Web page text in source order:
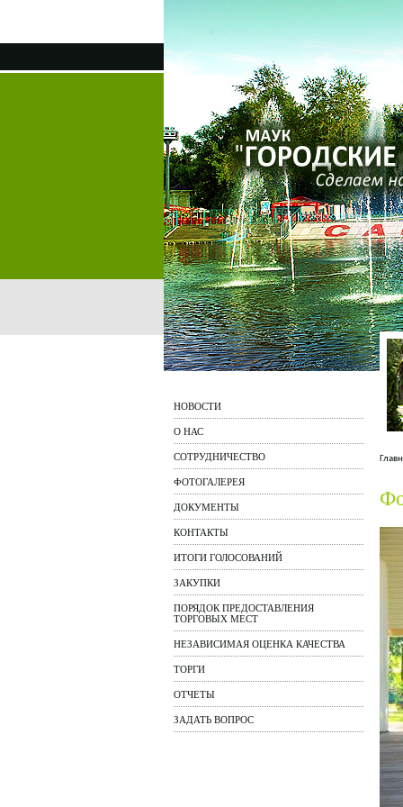
НОВОСТИ
О НАС
СОТРУДНИЧЕСТВО
ФОТОГАЛЕРЕЯ
ДОКУМЕНТЫ
КОНТАКТЫ
ИТОГИ ГОЛОСОВАНИЙ
ЗАКУПКИ
ПОРЯДОК ПРЕДОСТАВЛЕНИЯ
ТОРГОВЫХ МЕСТ
НЕЗАВИСИМАЯ ОЦЕНКА КАЧЕСТВА
ТОРГИ
ОТЧЕТЫ
ЗАДАТЬ ВОПРОС